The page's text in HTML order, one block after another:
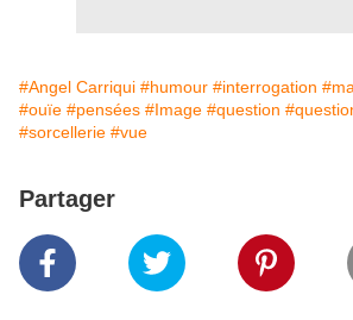
#Angel Carriqui #humour #interrogation
#ouïe #pensées #Image #question
#sorcellerie #vue
Partager